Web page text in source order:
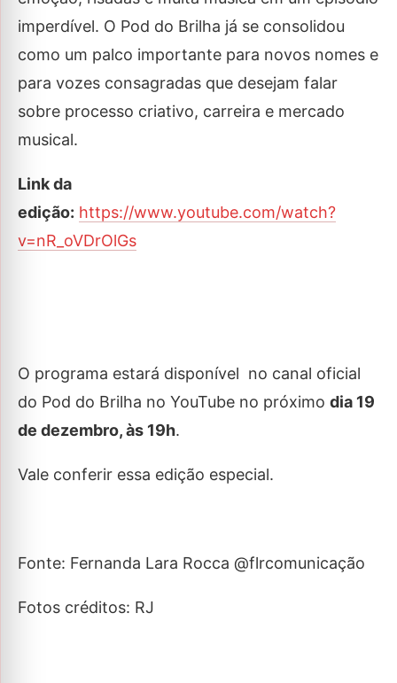
imperdível. O Pod do Brilha já se consolidou
como um palco importante para novos nomes e
para vozes consagradas que desejam falar
sobre processo criativo, carreira e mercado
musical.
Link da
edição: https://www.youtube.com/watch?
v=nR_oVDrOlGs
O programa estará disponível no canal oficial
do Pod do Brilha no YouTube no próximo dia 19
de dezembro, às 19h.
Vale conferir essa edição especial.
Fonte: Fernanda Lara Rocca @flrcomunicação
Fotos créditos: RJ